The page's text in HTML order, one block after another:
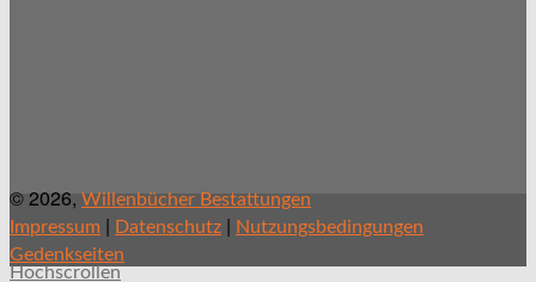
© 2026, Willenbücher Bestattungen
Impressum | Datenschutz | Nutzungsbedingungen
Gedenkseiten
Hochscrollen